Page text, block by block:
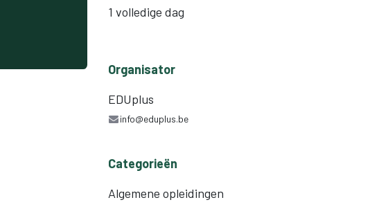
1 volledige dag
Organisator
EDUplus
info@eduplus.be
Categorieën
Algemene opleidingen